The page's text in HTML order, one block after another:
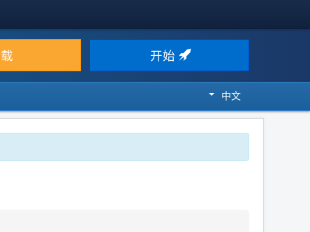
开始
中文